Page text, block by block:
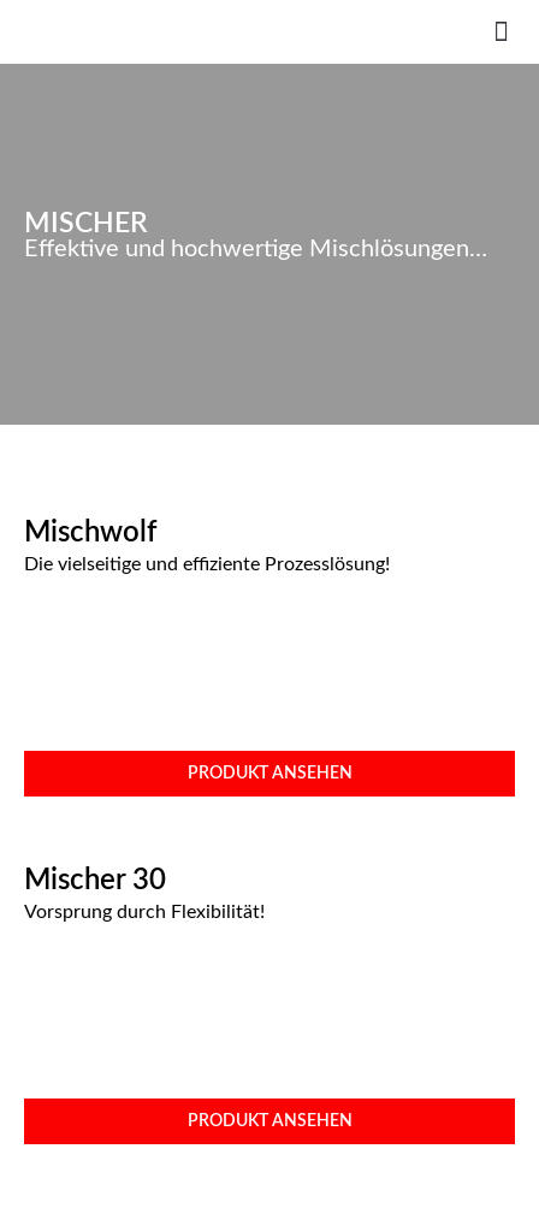
MISCHER
Effektive und hochwertige Mischlösungen…
Mischwolf
Die vielseitige und effiziente Prozesslösung!
PRODUKT ANSEHEN
Mischer 30
Vorsprung durch Flexibilität!
PRODUKT ANSEHEN